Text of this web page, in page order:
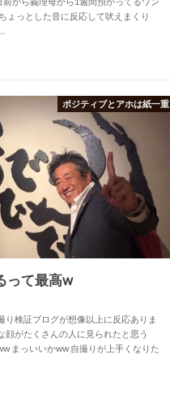
ょっとした音に反応して吠えまくり
ポジティブとアホは紙一重
って最高w
り検証ブログが想像以上に反応ありま
顔がたくさんの人に見られたと思う
まっいいかww 自撮りが上手くなりた